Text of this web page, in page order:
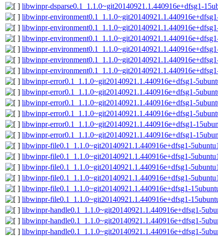
libwinpr-dsparse0.1_1.1.0~git20140921.1.440916e+dfsg1-
libwinpr-
libwinpr-
libwinpr-
libwinpr-
libwinpr-
libwinpr-
libwinpr-error0.1_1.1.0~git20140921.1.440916e+dfsg1-
libwinpr-error0.1_1.1.0~git20140921.1.440916e+dfsg1-
libwinpr-error0.1_1.1.0~git20140921.1.440916e+dfsg1-
libwinpr-error0.1_1.1.0~git20140921.1.440916e+dfsg1-
libwinpr-error0.1_1.1.0~git20140921.1.440916e+dfsg1-
libwinpr-error0.1_1.1.0~git20140921.1.440916e+dfsg1-
libwinpr-file0.1_1.1.0~git20140921.1.440916e+dfsg1-
libwinpr-file0.1_1.1.0~git20140921.1.440916e+dfsg1-
libwinpr-file0.1_1.1.0~git20140921.1.440916e+dfsg1-
libwinpr-file0.1_1.1.0~git20140921.1.440916e+dfsg1-
libwinpr-file0.1_1.1.0~git20140921.1.440916e+dfsg1-
libwinpr-file0.1_1.1.0~git20140921.1.440916e+dfsg1-
libwinpr-handle0.1_1.1.0~git20140921.1.440916e+dfsg1-
libwinpr-handle0.1_1.1.0~git20140921.1.440916e+dfsg1-
libwinpr-handle0.1_1.1.0~git20140921.1.440916e+dfsg1-